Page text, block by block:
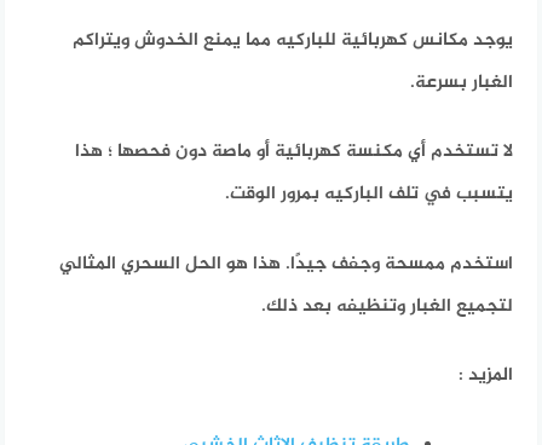
يوجد مكانس كهربائية للباركيه مما يمنع الخدوش ويتراكم
الغبار بسرعة.
لا تستخدم أي مكنسة كهربائية أو ماصة دون فحصها ؛ هذا
يتسبب في تلف الباركيه بمرور الوقت.
استخدم ممسحة وجفف جيدًا. هذا هو الحل السحري المثالي
لتجميع الغبار وتنظيفه بعد ذلك.
المزيد :